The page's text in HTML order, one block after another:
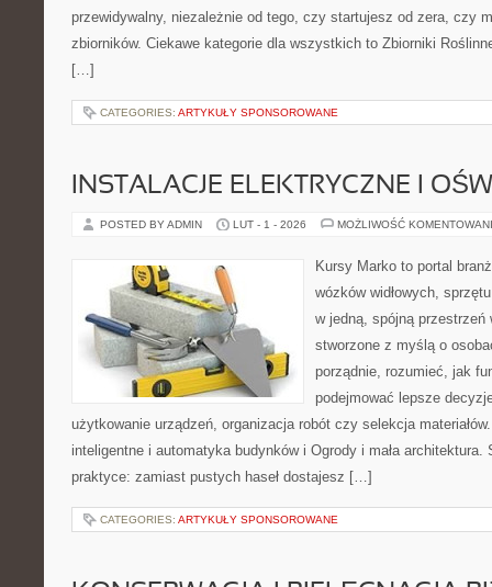
przewidywalny, niezależnie od tego, czy startujesz od zera, czy
zbiorników. Ciekawe kategorie dla wszystkich to Zbiorniki
[…]
CATEGORIES: ARTYKUŁY SPONSOROWANE
INSTALACJE ELEKTRYCZNE I
POSTED BY ADMIN LUT - 1 - 2026 MOŻLIWOŚĆ
Kursy Marko to portal
wózków widłowych,
w jedną, spójną przestrzeń
stworzone z myślą o
porządnie, rozumieć, jak
podejmować lepsze
użytkowanie urządzeń, organizacja robót czy selekcja
inteligentne i automatyka budynków i Ogrody i mała architektura.
praktyce: zamiast pustych haseł dostajesz […]
CATEGORIES: ARTYKUŁY SPONSOROWANE